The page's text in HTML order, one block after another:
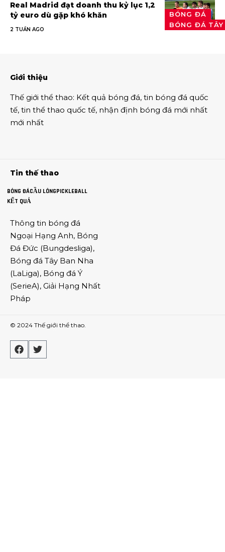
BÓNG ĐÁ
BÓNG ĐÁ
Real Madrid đạt doanh thu kỷ lục 1,2
tỷ euro dù gặp khó khăn
2 TUẦN AGO
Giới thiệu
Thế giới thể thao: Kết quả bóng đá, tin bóng đá quốc
tế, tin thể thao quốc tế, nhận định bóng đá mới nhất
mới nhất
Tin thế thao
BÓNG ĐÁCẦU LÔNGPICKLEBALL
KẾT QUẢ
Thông tin bóng đá
Ngoại Hạng Anh, Bóng
Đá Đức (Bungdesliga),
Bóng đá Tây Ban Nha
(LaLiga), Bóng đá Ý
(SerieA), Giải Hạng Nhất
Pháp
© 2024 Thế giới thể thao.